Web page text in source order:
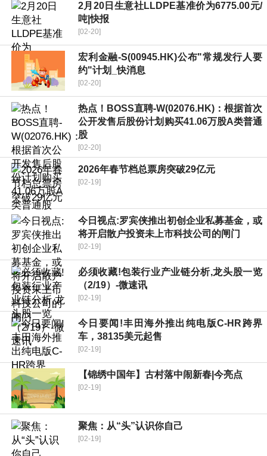
2月20日生意社LLDPE基准价为6775.00元/
吨|快报
[02-20]
宏利金融-S(00945.HK)公布"常规发行人要
约"计划_快消息
[02-20]
热点！BOSS直聘-W(02076.HK)：根据首次
公开发售后股份计划购买41.06万股A类普通
股
[02-20]
2026年春节档总票房突破29亿元
[02-19]
今日视点:罗宾侠推出初创企业私募基金，或
将开启散户投资未上市科技公司的闸门
[02-19]
必须收藏!包装行业产业链分析,龙头股一览
（2/19）-微速讯
[02-19]
今日要闻!丰田海外推出纯电版C-HR跨界
车，38135美元起售
[02-19]
【锦绣中国年】古村落中闹新春|今亮点
[02-19]
聚焦：从“头”认识你自己
[02-19]